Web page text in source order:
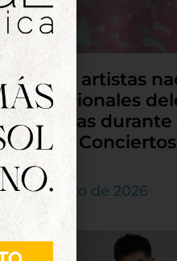
Grandes artistas
internacionales
Tordesillas durante
Ciclo de
Órgano
4 de agosto de 2026